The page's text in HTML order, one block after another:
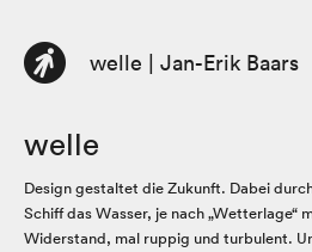
welle | Jan-Erik Baars
Profil
Beratung
Buch
DEEN
welle
Design gestaltet die Zukunft. Dabei
Schiff das Wasser, je nach „Wetterlage“
Widerstand, mal ruppig und turbulent.